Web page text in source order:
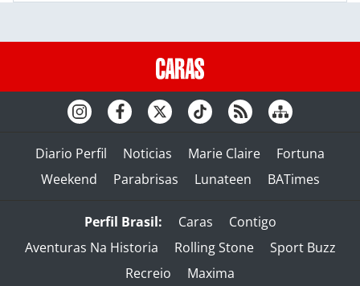
Diario Perfil Noticias Marie Claire
Fortuna
Weekend
Parabrisas Lunateen BATimes
Perfil Brasil: Caras
Contigo
Aventuras Na Historia
Rolling Stone
Sport Buzz
Recreio
Maxima